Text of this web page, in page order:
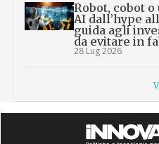
Robot, cobot
AI dall’hype
guida agli
da evitare in
28 Lug 2026